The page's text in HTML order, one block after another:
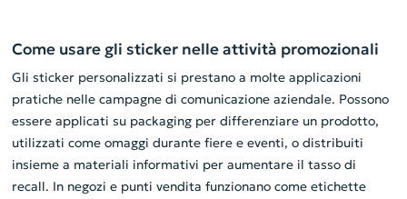
Come usare gli sticker nelle attività promozionali
Gli sticker personalizzati si prestano a molte applicazioni
pratiche nelle campagne di comunicazione aziendale. Possono
essere applicati su packaging per differenziare un prodotto,
utilizzati come omaggi durante fiere e eventi, o distribuiti
insieme a materiali informativi per aumentare il tasso di
recall. In negozi e punti vendita funzionano come etichette